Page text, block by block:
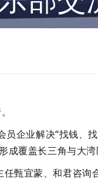
企业解决“找钱、
覆盖长三角与大湾
甄宜蒙、和君咨询